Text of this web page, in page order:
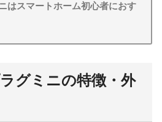
はスマートホーム初心者におす
グミニの特徴・外